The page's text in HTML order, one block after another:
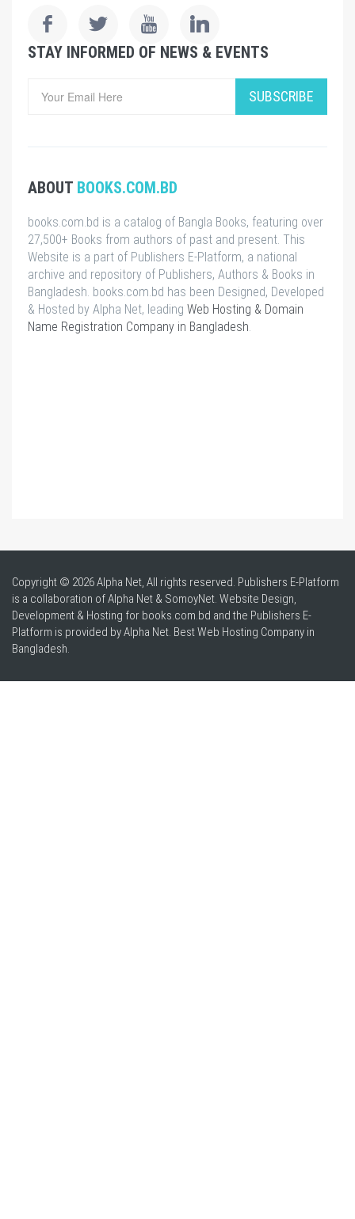
STAY INFORMED OF NEWS & EVENTS
SUBSCRIBE
ABOUT BOOKS.COM.BD
books.com.bd is a catalog of Bangla Books, featuring over
27,500+ Books from authors of past and present. This
Website is a part of Publishers E-Platform, a national
archive and repository of Publishers, Authors & Books in
Bangladesh. books.com.bd has been Designed, Developed
& Hosted by Alpha Net, leading Web Hosting & Domain
Name Registration Company in Bangladesh
Copyright © 2026 Alpha Net, All rights reserved. Publishers E-Platform
is a collaboration of Alpha Net & SomoyNet. Website Design,
Development & Hosting for books.com.bd and the Publishers E-
Platform is provided by Alpha Net. BestWeb Hosting Company in
Bangladesh.